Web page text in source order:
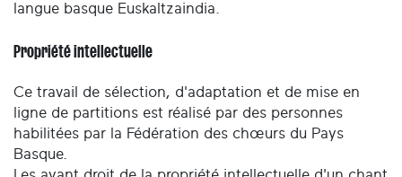
langue basque Euskaltzaindia.
Propriété intellectuelle
Ce travail de sélection, d'adaptation et de mise en
ligne de partitions est réalisé par des personnes
habilitées par la Fédération des chœurs du Pays
Basque.